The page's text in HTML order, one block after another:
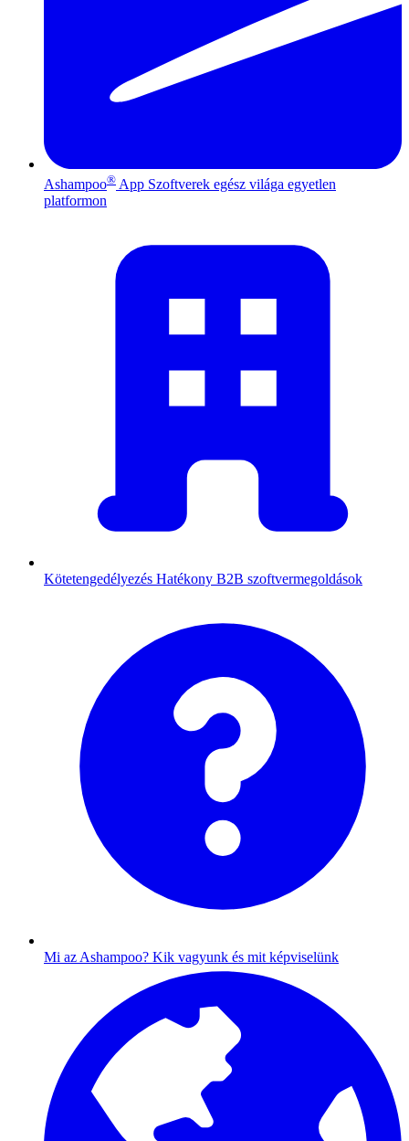
Ashampoo® App Szoftverek egész világa egyetlen
platformon
Kötetengedélyezés Hatékony B2B szoftvermegoldások
Mi az Ashampoo? Kik vagyunk és mit képviselünk